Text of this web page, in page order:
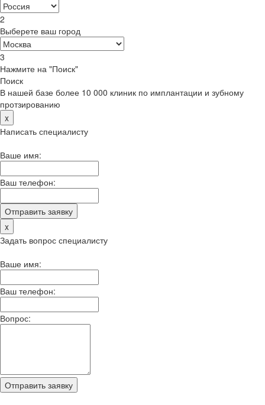
2
Выберете ваш город
3
Нажмите на "Поиск"
Поиск
В нашей базе более 10 000 клиник по имплантации и зубному
протзированию
x
Написать специалисту
Ваше имя:
Ваш телефон:
x
Задать вопрос специалисту
Ваше имя:
Ваш телефон:
Вопрос: